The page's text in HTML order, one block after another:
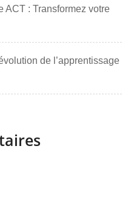
ACT : Transformez votre
de l’apprentissage